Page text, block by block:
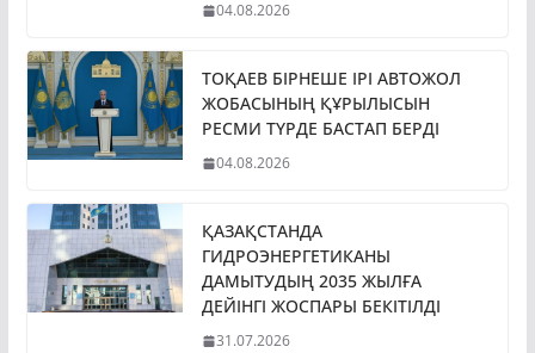
04.08.2026
ТОҚАЕВ БІРНЕШЕ ІРІ АВТОЖОЛ
ЖОБАСЫНЫҢ ҚҰРЫЛЫСЫН
РЕСМИ ТҮРДЕ БАСТАП БЕРДІ
04.08.2026
ҚАЗАҚСТАНДА
ГИДРОЭНЕРГЕТИКАНЫ
ДАМЫТУДЫҢ 2035 ЖЫЛҒА
ДЕЙІНГІ ЖОСПАРЫ БЕКІТІЛДІ
31.07.2026